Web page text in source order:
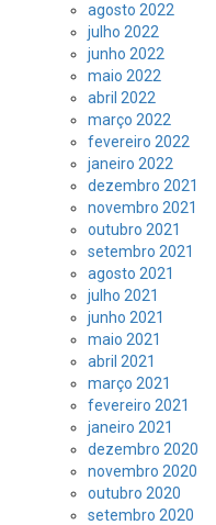
agosto 2022
julho 2022
junho 2022
maio 2022
abril 2022
março 2022
fevereiro 2022
janeiro 2022
dezembro 2021
novembro 2021
outubro 2021
setembro 2021
agosto 2021
julho 2021
junho 2021
maio 2021
abril 2021
março 2021
fevereiro 2021
janeiro 2021
dezembro 2020
novembro 2020
outubro 2020
setembro 2020